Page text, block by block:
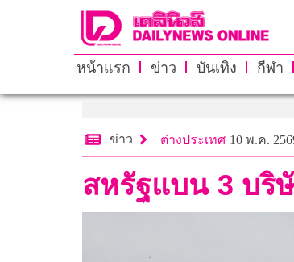
หน้าแรก ข่าว บันเทิง กีฬา
ข่าว ต่างประเทศ 10 พ.ค.
สหรัฐแบน 3 บริ